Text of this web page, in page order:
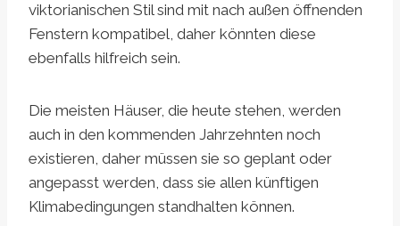
viktorianischen Stil sind mit nach außen öffnenden
Fenstern kompatibel, daher könnten diese
ebenfalls hilfreich sein.
Die meisten Häuser, die heute stehen, werden
auch in den kommenden Jahrzehnten noch
existieren, daher müssen sie so geplant oder
angepasst werden, dass sie allen künftigen
Klimabedingungen standhalten können.